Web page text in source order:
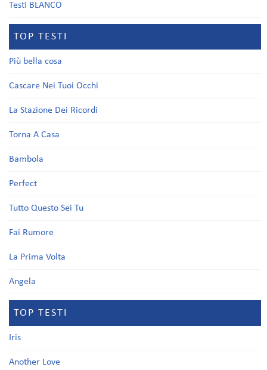
Testi BLANCO
TOP TESTI
Più bella cosa
Cascare Nei Tuoi Occhi
La Stazione Dei Ricordi
Torna A Casa
Bambola
Perfect
Tutto Questo Sei Tu
Fai Rumore
La Prima Volta
Angela
TOP TESTI
Iris
Another Love